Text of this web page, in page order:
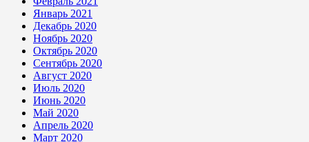
Январь 2021
Декабрь 2020
Ноябрь 2020
Октябрь 2020
Сентябрь 2020
Август 2020
Июль 2020
Июнь 2020
Май 2020
Апрель 2020
Март 2020